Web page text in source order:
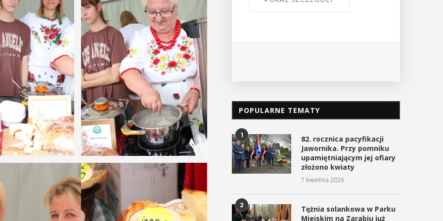
POPULARNE TEMATY
1
82. rocznica pacyfikacji
Jawornika. Przy pomniku
upamiętniającym jej ofiary
złożono kwiaty
7 kwietnia 2026
2
Tężnia solankowa w Parku
Miejskim na Zarabiu już